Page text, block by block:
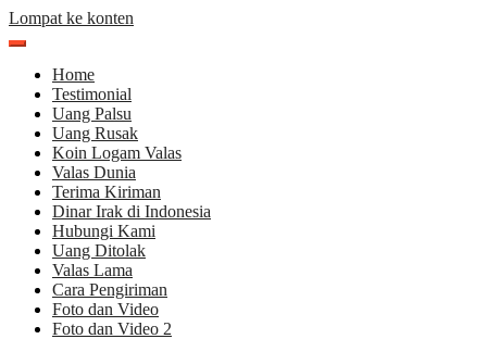
Lompat ke konten
Home
Testimonial
Uang Palsu
Uang Rusak
Koin Logam Valas
Valas Dunia
Terima Kiriman
Dinar Irak di Indonesia
Hubungi Kami
Uang Ditolak
Valas Lama
Cara Pengiriman
Foto dan Video
Foto dan Video 2